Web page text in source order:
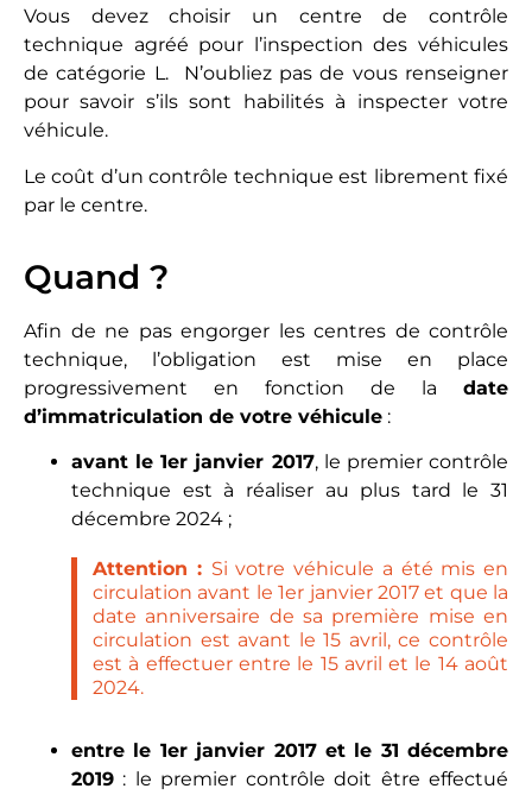
Vous devez choisir un centre de contrôle
technique agréé pour l’inspection des véhicules
de catégorie L. N’oubliez pas de vous renseigner
pour savoir s’ils sont habilités à inspecter votre
véhicule.
Le coût d’un contrôle technique est librement fixé
par le centre.
Quand ?
Afin de ne pas engorger les centres de contrôle
technique, l’obligation est mise en place
progressivement en fonction de la date
d’immatriculation de votre véhicule :
avant le 1er janvier 2017, le premier contrôle
technique est à réaliser au plus tard le 31
décembre 2024 ;
Attention : Si votre véhicule a été mis en
circulation avant le 1er janvier 2017 et que la
date anniversaire de sa première mise en
circulation est avant le 15 avril, ce contrôle
est à effectuer entre le 15 avril et le 14 août
2024.
entre le 1er janvier 2017 et le 31 décembre
2019 : le premier contrôle doit être effectué